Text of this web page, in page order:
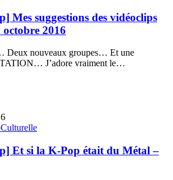
Mes suggestions des vidéoclips
2016
Deux nouveaux groupes… Et une
J’adore vraiment le…
Et si la K-Pop était du Métal –